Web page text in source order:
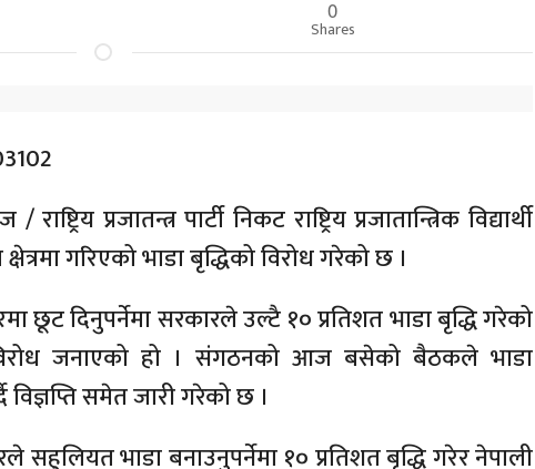
0
Shares
प्रजातन्त्र पार्टी निकट राष्ट्रिय प्रजातान्त्रिक विद्यार्थी
गरिएको भाडा बृद्धिको विरोध गरेको छ ।
छूट दिनुपर्नेमा सरकारले उल्टै १० प्रतिशत भाडा बृद्धि गरेको
जनाएको हो । संगठनको आज बसेको बैठकले भाडा
विज्ञप्ति समेत जारी गरेको छ ।
सहुलियत भाडा बनाउनुपर्नेमा १० प्रतिशत बृद्धि गरेर नेपाली